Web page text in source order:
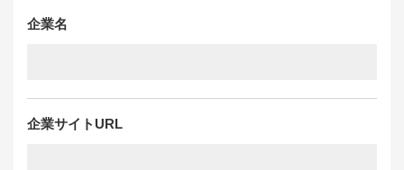
企業名
企業サイトURL